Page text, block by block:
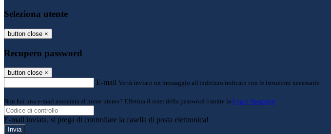
Seleziona utente
button close ×
Recupero password
button close ×
E-mail Verrà inviato un messaggio all'indirizzo indicato con le istruzioni necessarie.
Non hai una e-mail associata al nome utente? Effettua il reset della password tramite la Login Spaggiari
E-mail inviata, si prega di controllare la casella di posta elettronica!